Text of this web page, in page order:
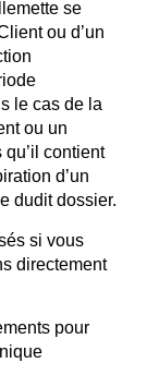
se
ou d’un
le cas de la
ou un
contient
d’un
dudit dossier.
si vous
directement
pour